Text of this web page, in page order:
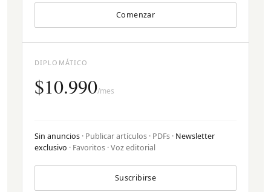
Comenzar
DIPLOMÁTICO
$10.990/mes
Sin anuncios · Publicar artículos · PDFs · Newsletter
exclusivo · Favoritos · Voz editorial
Suscribirse